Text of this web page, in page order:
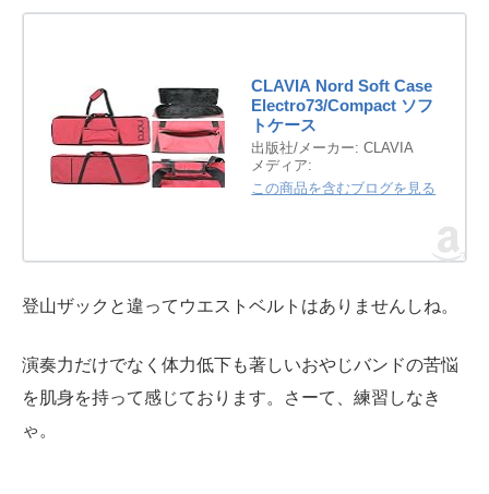
CLAVIA Nord Soft Case
Electro73/Compact ソフ
トケース
出版社/メーカー: CLAVIA
メディア:
この商品を含むブログを見る
登山ザックと違ってウエストベルトはありませんしね。
演奏力だけでなく体力低下も著しいおやじバンドの苦悩
を肌身を持って感じております。さーて、練習しなき
ゃ。